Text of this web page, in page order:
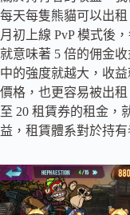
每天每隻熊貓可以出
月初上線 PvP 模式後
就意味著 5 倍的佣金
中的強度就越大，收
價格，也更容易被出
至 20 租賃券的租金，
益，租賃體系對於持